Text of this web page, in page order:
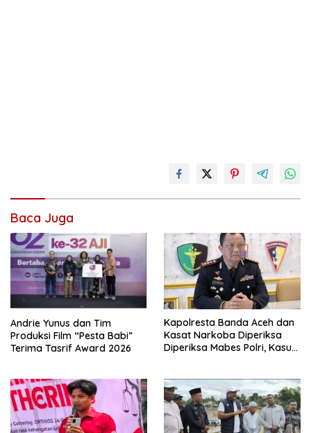
Baca Juga
Andrie Yunus dan Tim
Produksi Film “Pesta Babi”
Terima Tasrif Award 2026
Kapolresta Banda Aceh dan
Kasat Narkoba Diperiksa
Diperiksa Mabes Polri, Kasus